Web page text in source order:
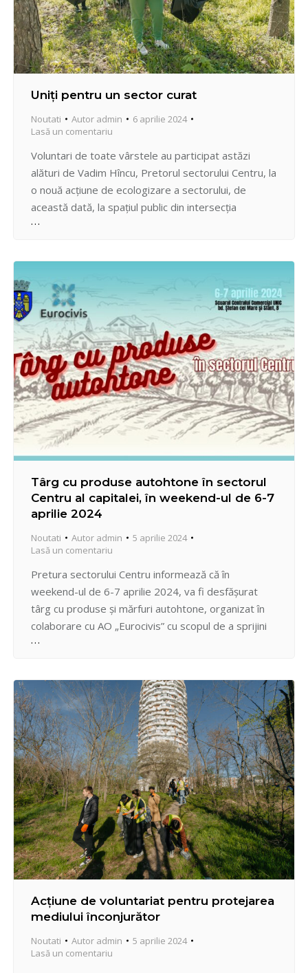
Uniți pentru un sector curat
Noutati Autor admin
6 aprilie 2024
Lasă un comentariu
Voluntari de toate vârstele au participat astăzi
alături de Vadim Hîncu, Pretorul sectorului Centru, la
o nouă acțiune de ecologizare a sectorului, de
această dată, la spațiul public din intersecția
străzilor Sprâncenoaia 1A cu Academiei. La
sportivii clubului „Garuda fighting club”, dar și
Târg cu produse autohtone în sectorul
Centru al capitalei, în weekend-ul de 6-7
aprilie 2024
Noutati Autor admin
5 aprilie 2024
Lasă un comentariu
Pretura sectorului Centru informează că în
weekend-ul de 6-7 aprilie 2024, va fi desfășurat
târg cu produse și mărfuri autohtone, organizat în
colaborare cu AO „Eurocivis” cu scopul de a sprijini
producătorii locali și de a oferi locuitorilor capitalei
Încurajăm cetățenii să viziteze târgurile, menite să
asigure…
Acțiune de voluntariat pentru protejarea
mediului înconjurător
Noutati Autor admin
5 aprilie 2024
Lasă un comentariu